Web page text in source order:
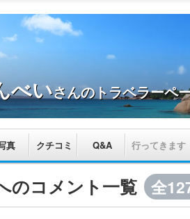
べいさんのトラベラーペ
真 クチコミ Q&A 行ってきます
のコメント一覧 全